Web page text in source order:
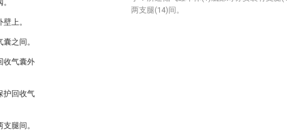
上。
之间。
收气囊外
护回收气
腿间。
两支腿(14)间。